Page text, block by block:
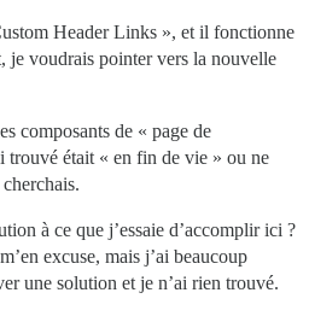
Header Links », et il fonctionne
je voudrais pointer vers la nouvelle
composants de « page de
trouvé était « en fin de vie » ou ne
à ce que j’essaie d’accomplir ici ?
excuse, mais j’ai beaucoup
une solution et je n’ai rien trouvé.